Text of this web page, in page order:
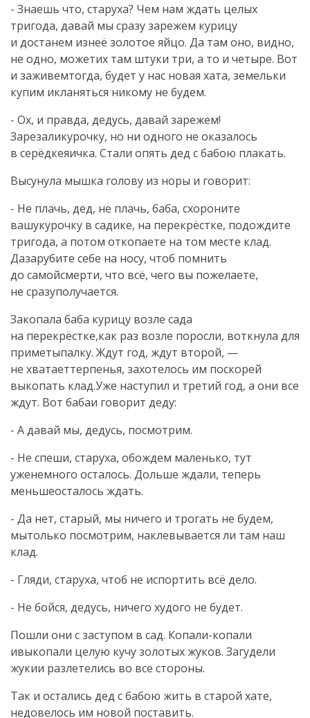
- Знаешь что, старуха? Чем нам ждать целых
тригода, давай мы сразу зарежем курицу
и достанем изнеё золотое яйцо. Да там оно, видно,
не одно, можетих там штуки три, а то и четыре. Вот
и заживемтогда, будет у нас новая хата, земельки
купим икланяться никому не будем.
- Ох, и правда, дедусь, давай зарежем!
Зарезаликурочку, но ни одного не оказалось
в серёдкеяичка. Стали опять дед с бабою плакать.
Высунула мышка голову из норы и говорит:
- Не плачь, дед, не плачь, баба, схороните
вашукурочку в садике, на перекрёстке, подождите
тригода, а потом откопаете на том месте клад.
Дазарубите себе на носу, чтоб помнить
до самойсмерти, что всё, чего вы пожелаете,
не сразуполучается.
Закопала баба курицу возле сада
на перекрёстке,как раз возле поросли, воткнула для
приметыпалку. Ждут год, ждут второй, —
не хватаеттерпенья, захотелось им поскорей
выкопать клад.Уже наступил и третий год, а они все
ждут. Вот бабаи говорит деду:
- А давай мы, дедусь, посмотрим.
- Не спеши, старуха, обождем маленько, тут
уженемного осталось. Дольше ждали, теперь
меньшеосталось ждать.
- Да нет, старый, мы ничего и трогать не будем,
мытолько посмотрим, наклевывается ли там наш
клад.
- Гляди, старуха, чтоб не испортить всё дело.
- Не бойся, дедусь, ничего худого не будет.
Пошли они с заступом в сад. Копали-копали
ивыкопали целую кучу золотых жуков. Загудели
жукии разлетелись во все стороны.
Так и остались дед с бабою жить в старой хате,
недовелось им новой поставить.